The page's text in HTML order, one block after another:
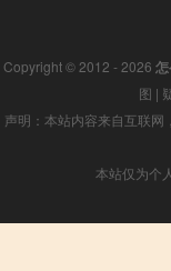
Copyright © 2012 - 2026
图 |
声明：本站内容来自互联
本站仅为个